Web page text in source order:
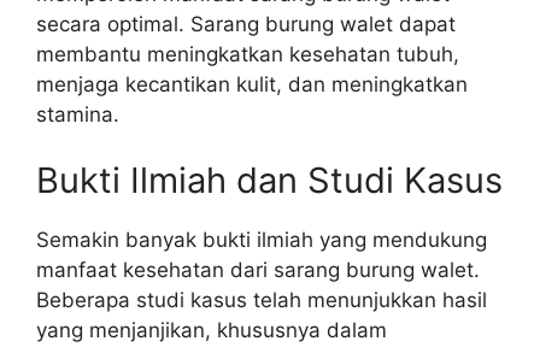
secara optimal. Sarang burung walet dapat
membantu meningkatkan kesehatan tubuh,
menjaga kecantikan kulit, dan meningkatkan
stamina.
Bukti Ilmiah dan Studi Kasus
Semakin banyak bukti ilmiah yang mendukung
manfaat kesehatan dari sarang burung walet.
Beberapa studi kasus telah menunjukkan hasil
yang menjanjikan, khususnya dalam